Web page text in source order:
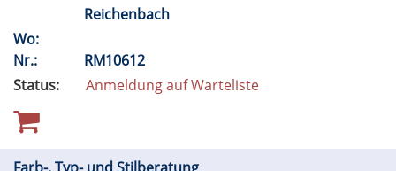
Reichenbach
Wo:
Nr.:
RM10612
Status:
Anmeldung auf Warteliste